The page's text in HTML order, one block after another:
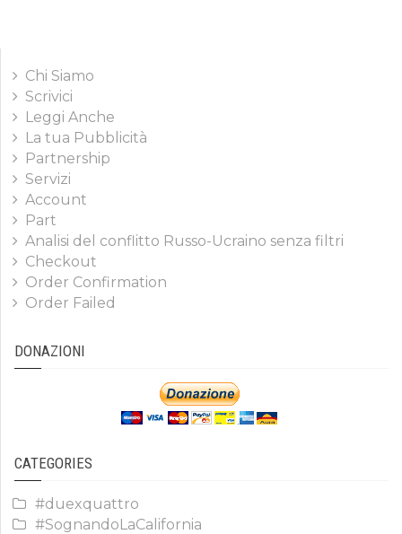
Chi Siamo
Scrivici
Leggi Anche
La tua Pubblicità
Partnership
Servizi
Account
Part
Analisi del conflitto Russo-Ucraino senza filtri
Checkout
Order Confirmation
Order Failed
DONAZIONI
CATEGORIES
#duexquattro
#SognandoLaCalifornia